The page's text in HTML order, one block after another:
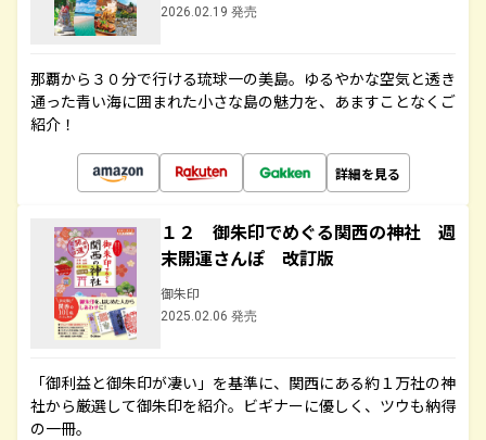
2026.02.19 発売
那覇から３０分で行ける琉球一の美島。ゆるやかな空気と透き
通った青い海に囲まれた小さな島の魅力を、あますことなくご
紹介！
詳細を見る
１２ 御朱印でめぐる関西の神社 週
末開運さんぽ 改訂版
御朱印
2025.02.06 発売
「御利益と御朱印が凄い」を基準に、関西にある約１万社の神
社から厳選して御朱印を紹介。ビギナーに優しく、ツウも納得
の一冊。